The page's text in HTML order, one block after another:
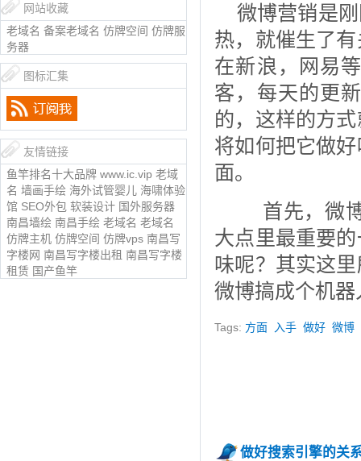
微博营销是
热，就催生了
在新浪，网易
客，每天的更
的，这样的方
将如何把它做
面。
首先，微
大点里最重要
味呢？其实这
微博搞成个机
Tags: 方面 入手 做好 微博
做好搜索引擎的关
网站收藏
老域名 备案老域名 仿牌空间 仿牌服
务器
图标汇集
友情链接
鱼竿排名十大品牌 www.ic.vip 老域
名 墙画手绘 海外试管婴儿 海啸体验
馆 SEO外包 软装设计 国外服务器
南昌墙绘 南昌手绘 老域名 老域名
仿牌主机 仿牌空间 仿牌vps 南昌写
字楼网 南昌写字楼出租 南昌写字楼
租赁 国产鱼竿